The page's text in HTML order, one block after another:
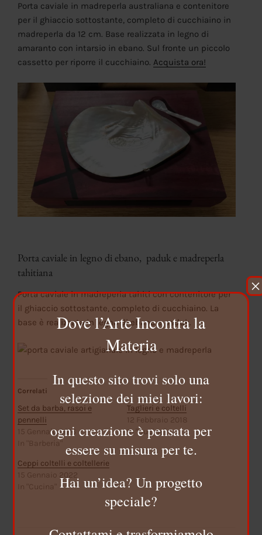
Porta caviale in madreperla australiana e contenitore
per il ghiaccio sottostante, completo di cucchiaino in
madreperla da 12 cm. Base realizzata in legno di
amaranto con intarsio in ebano. Sul fronte un piccolo
cassetto per riporre il cucchiaino. Acquista ora!
Porta caviale in legno di ebano, paduk e madreperla
tahitiana
Porta caviale in madreperla tahiti con contenitore per
il ghiaccio sottostante, completo di cucchiaino. La
base è realizzata in legno di ebano e paduk.
Correlati
Set da barba, rasoi e
pennelli
15 Gennaio 2016
In "Barberia"
Taglieri e coltelli
12 Febbraio 2018
In "Cucina"
Ceppi coltelli e coltellerie
15 Gennaio 2022
In "Cucina"
Dove l’Arte Incontra la
Materia
In questo sito trovi solo una
selezione dei miei lavori:
ogni creazione è pensata per
essere su misura per te.
Hai un’idea? Un progetto
speciale?
×